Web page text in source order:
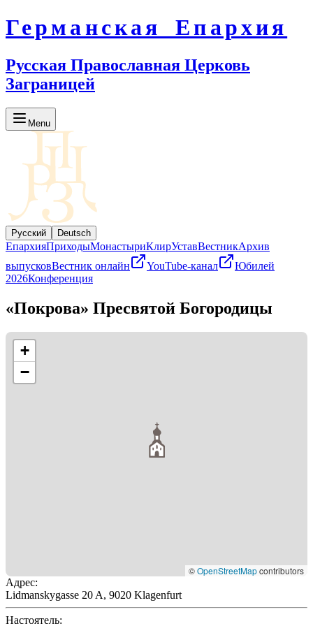
Германская Епархия
Русская Православная Церковь
Заграницей
Menu
Русский Deutsch
ЕпархияПриходыМонастыриКлирУставВестникАрхив
выпусковВестник онлайн YouTube-канал
Юбилей
2026Конференция
«Пoкpoвa» Пресвятoй Богородицы
+
−
©OpenStreetMapcontributors
Адрес:
Lidmanskygasse 20 A, 9020 Klagenfurt
Настоятель: